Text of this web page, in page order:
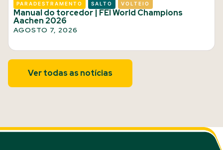
PARADESTRAMENTO SALTO VOLTEIO
Manual do torcedor | FEI World Champions
Aachen 2026
AGOSTO 7, 2026
Ver todas as notícias